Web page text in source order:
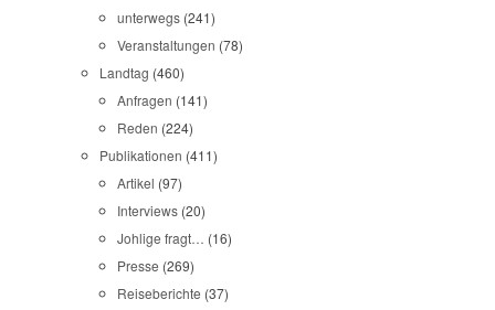
unterwegs (241)
Veranstaltungen (78)
Landtag (460)
Anfragen (141)
Reden (224)
Publikationen (411)
Artikel (97)
Interviews (20)
Johlige fragt… (16)
Presse (269)
Reiseberichte (37)